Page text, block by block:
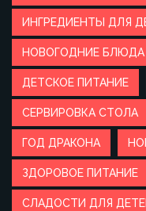
ИНГРЕДИЕНТЫ ДЛЯ
НОВОГОДНИЕ БЛЮДА
ДЕТСКОЕ ПИТАНИЕ
СЕРВИРОВКА СТОЛА
ГОД ДРАКОНА
ЗДОРОВОЕ ПИТАНИЕ
СЛАДОСТИ ДЛЯ